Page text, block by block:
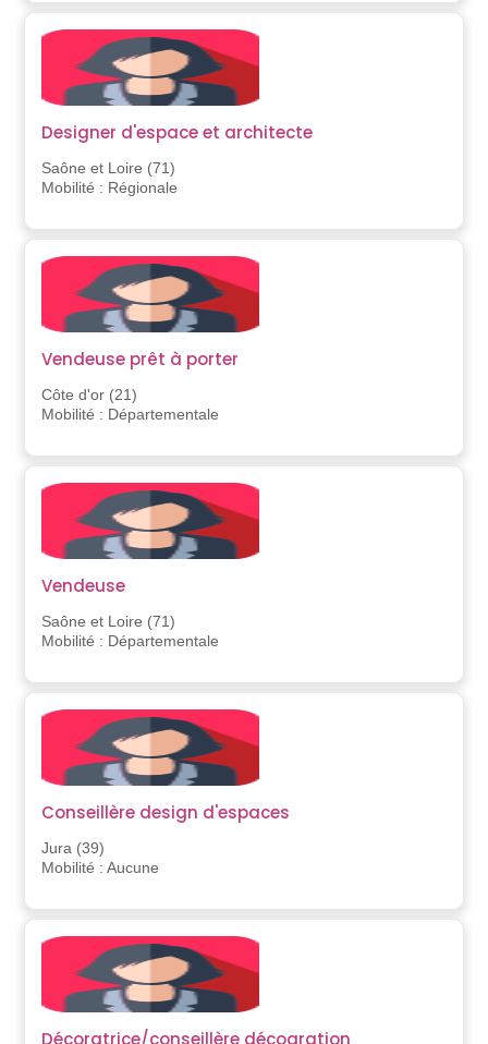
Designer d'espace et architecte
Saône et Loire (71)
Mobilité : Régionale
Vendeuse prêt à porter
Côte d'or (21)
Mobilité : Départementale
Vendeuse
Saône et Loire (71)
Mobilité : Départementale
Conseillère design d'espaces
Jura (39)
Mobilité : Aucune
Décoratrice/conseillère décoaration